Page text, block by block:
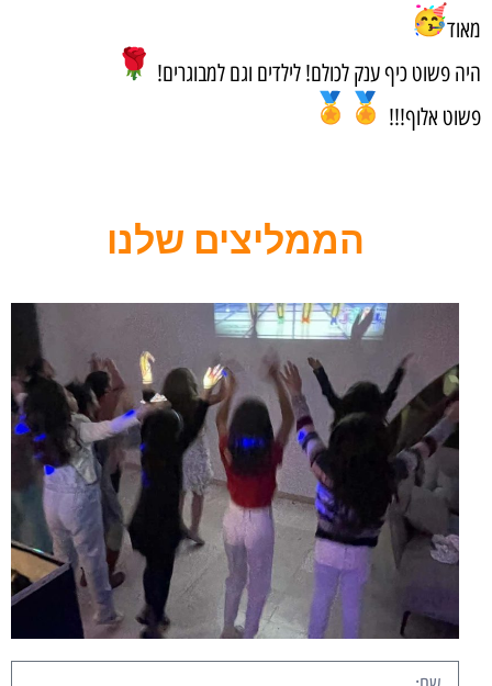
מאוד
היה פשוט כיף ענק לכולם! לילדים וגם למבוגרים!
פשוט אלוף!!!
הממליצים שלנו